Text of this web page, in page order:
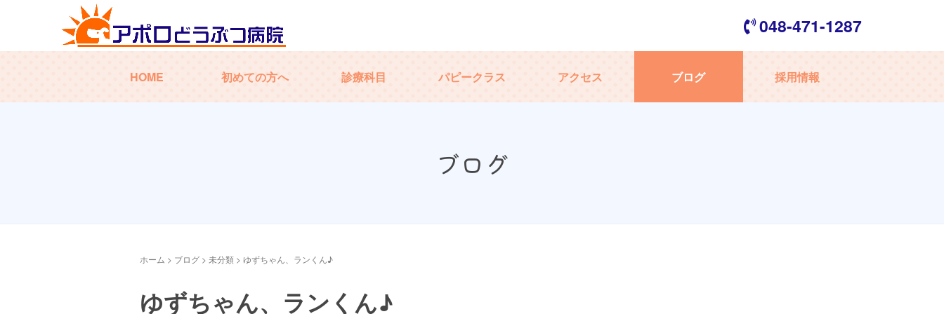
048-471-1287
HOME 初めての方へ 診療科目 パピークラス アクセス ブログ 採用情報
ブログ
ホーム > ブログ >未分類 >ゆずちゃん、ランくん♪
ゆずちゃん、ランくん♪